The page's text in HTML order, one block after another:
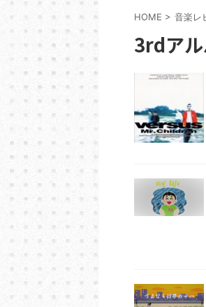
年5月13日の
HOME > 音楽レ
3rdアル